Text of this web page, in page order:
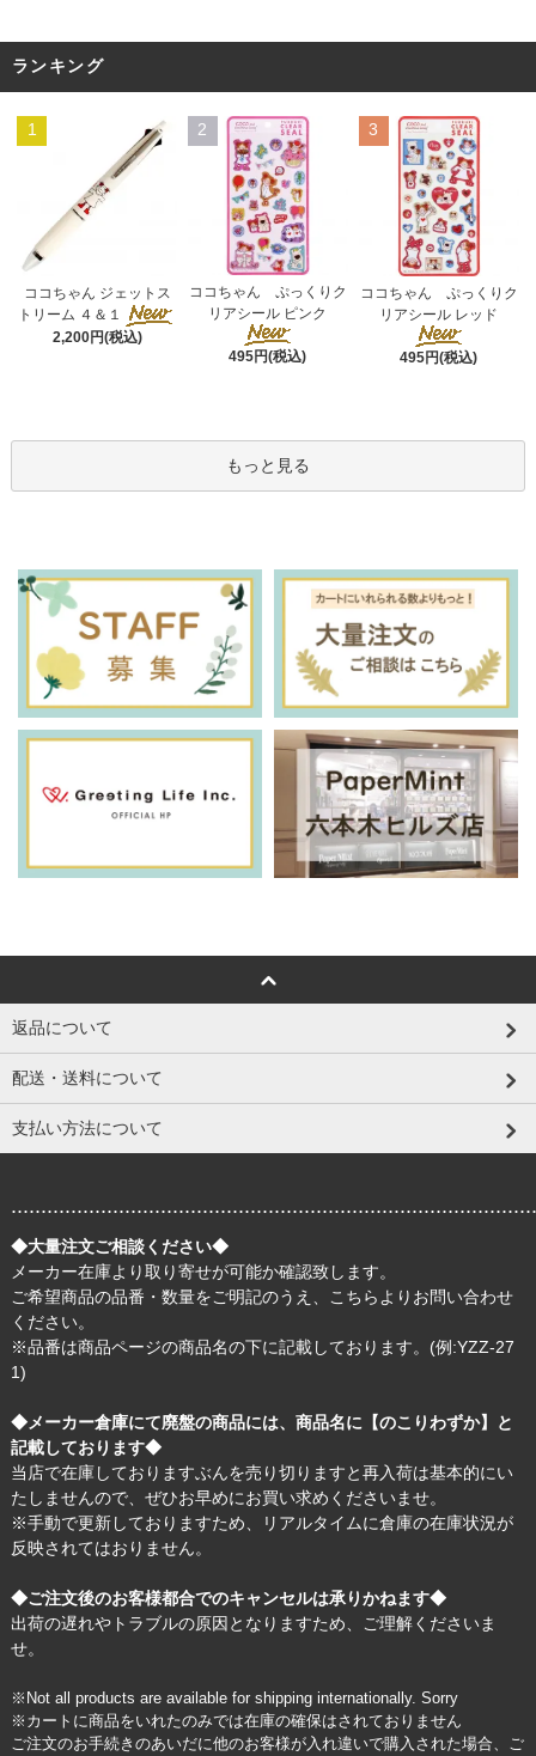
ランキング
1
ココちゃん ジェットス
トリーム ４＆１
2,200円(税込)
2
ココちゃん ぷっくりク
リアシール ピンク
495円(税込)
3
ココちゃん ぷっくりク
リアシール レッド
495円(税込)
もっと見る
返品について
配送・送料について
支払い方法について
◆大量注文ご相談ください◆
メーカー在庫より取り寄せが可能か確認致します。
ご希望商品の品番・数量をご明記のうえ、
こちら よりお問い合わせ
ください。
※品番は商品ページの商品名の下に記載しております。(例:YZZ-27
1)
◆メーカー倉庫にて廃盤の商品には、商品名に【のこりわずか】と
記載しております◆
当店で在庫しておりますぶんを売り切りますと再入荷は基本的にい
たしませんので、ぜひお早めにお買い求めくださいませ。
※手動で更新しておりますため、リアルタイムに倉庫の在庫状況が
反映されてはおりません。
◆ご注文後のお客様都合でのキャンセルは承りかねます◆
出荷の遅れやトラブルの原因となりますため、ご理解くださいま
せ。
※Not all products are available for shipping internationally. Sorry
※カートに商品をいれたのみでは在庫の確保はされておりません
ご注文のお手続きのあいだに他のお客様が入れ違いで購入された場合、ご